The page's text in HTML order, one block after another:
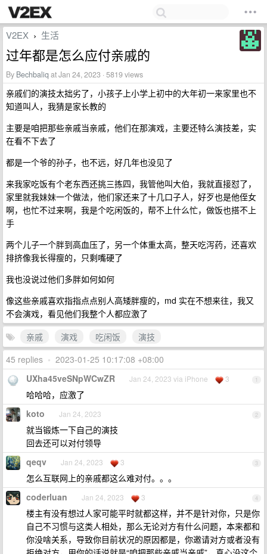
V2EX › 生活
过年都是怎么应付亲戚的
By Bechbaliq at Jan 24, 2023 · 5819 views
亲戚们的演技太拙劣了，小孩子上小学上初中的大年初一来家里也不
知道叫人，我猜是家长教的
主要是咱把那些亲戚当亲戚，他们在那演戏，主要还特么演技差，实
在看不下去了
都是一个爷的孙子，也不远，好几年也没见了
来我家吃饭有个老东西还挑三拣四，我管他叫大伯，我就直接怼了，
家里就我妹妹一个做法，他们家还来了十几口子人，好歹也是他侄女
啊，也忙不过来啊，我是个吃闲饭的，帮不上什么忙，做饭也搭不上
手
两个儿子一个胖到高血压了，另一个体重太高，整天吃泻药，还喜欢
排挤像我长得瘦的，只剩嘴硬了
我也没说过他们多胖如何如何
像这些亲戚喜欢指指点点别人高矮胖瘦的，md 实在不想来往，我又
不会演戏，看见他们我整个人都应激了
亲戚
演戏 吃闲饭
演技
45 replies • 2023-01-25 10:17:08 +08:00
1
UXha45veSNpWCwZR Jan 24, 2023 via iPhone 3
哈哈哈，应激了
2
koto Jan 24, 2023
就当锻炼一下自己的演技
回去还可以对付领导
3
qeqv Jan 24, 2023 3
怎么互联网上的亲戚都这么难对付。。。
4
coderluan Jan 24, 2023 3
楼主有没有想过人家可能平时就都这样，并不是针对你，只是你
自己不习惯与这类人相处，那么无论对方有什么问题，本来都和
你没啥关系，导致你目前状况的原因都是，你邀请对方或者没有